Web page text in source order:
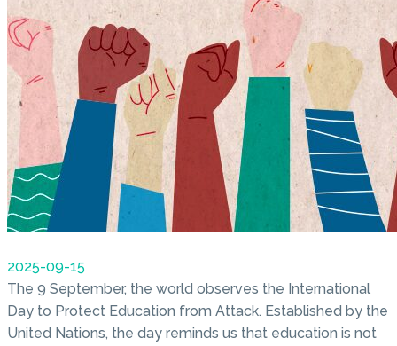
2025-09-15
The 9 September, the world observes the International
Day to Protect Education from Attack. Established by the
United Nations, the day reminds us that education is not